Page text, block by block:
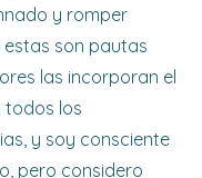
y romper
estas son pautas
las incorporan el
todos los
y soy consciente
pero considero